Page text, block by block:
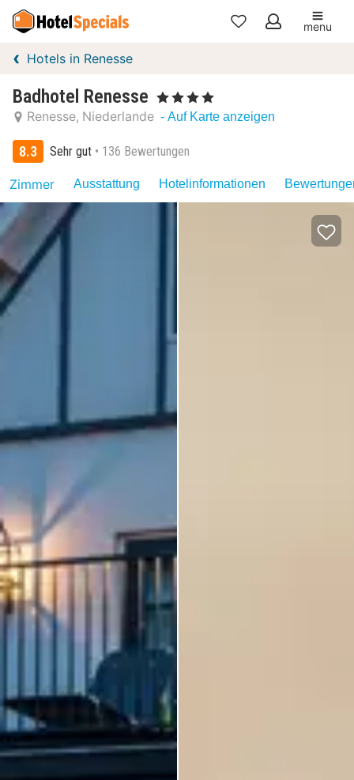
Meine
menu
Hotels in Renesse
Badhotel Renesse , 4 Sterne
Renesse Niederlande - Auf Karte anzeigen
8.3 Sehr gut 136 Bewertungen
Zimmer Ausstattung Hotelinformationen